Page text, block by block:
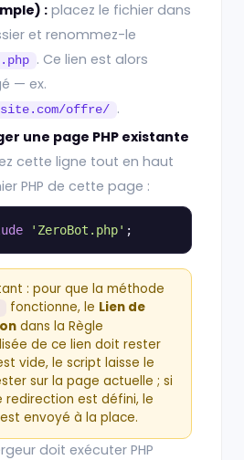
: placez le fichier dans
et renommez-le
. Ce lien est alors
— ex.
offre/
.
une page PHP existante
cette ligne tout en haut
PHP de cette page :
'ZeroBot.php' ;
: pour que la méthode
fonctionne, le Lien de
dans la Règle
de ce lien doit rester
vide, le script laisse le
sur la page actuelle ; si
redirection est défini, le
envoyé à la place.
doit exécuter PHP